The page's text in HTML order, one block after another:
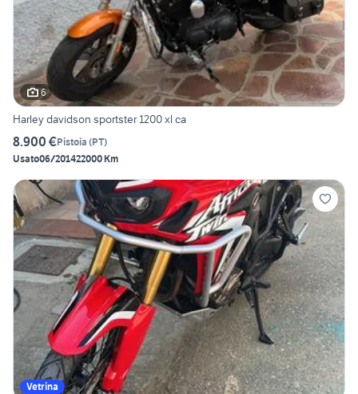
6
Harley davidson sportster 1200 xl ca
8.900 €Pistoia (PT)
Usato06/201422000 Km
Vetrina